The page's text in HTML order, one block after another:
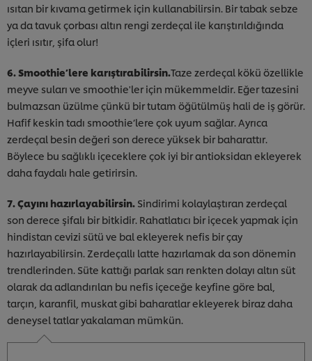
ısıtan bir kıvama getirmek için kullanabilirsin. Bir tabak sebze
ya da tavuk çorbası altın rengi zerdeçal ile karıştırıldığında
içleri ısıtır, şifa olur!
6. Smoothie’lere karıştırabilirsin.Taze zerdeçal kökü özellikle
meyve suları ve smoothie'ler için mükemmeldir. Eğer tazesini
bulmazsan üzülme çünkü bir tutam öğütülmüş hali de iş görür.
Hafif keskin tadı smoothie’lere çok uyum sağlar. Ayrıca
zerdeçal besin değeri son derece yüksek bir baharattır.
Böylece bu sağlıklı içeceklere çok iyi bir antioksidan ekleyerek
daha faydalı hale getirirsin.
7. Çayını hazırlayabilirsin. Sindirimi kolaylaştıran zerdeçal
son derece şifalı bir bitkidir. Rahatlatıcı bir içecek yapmak için
hindistan cevizi sütü ve bal ekleyerek nefis bir çay
hazırlayabilirsin. Zerdeçallı latte hazırlamak da son dönemin
trendlerinden. Süte kattığı parlak sarı renkten dolayı altın süt
olarak da adlandırılan bu nefis içeceğe keyfine göre bal,
tarçın, karanfil, muskat gibi baharatlar ekleyerek biraz daha
deneysel tatlar yakalaman mümkün.